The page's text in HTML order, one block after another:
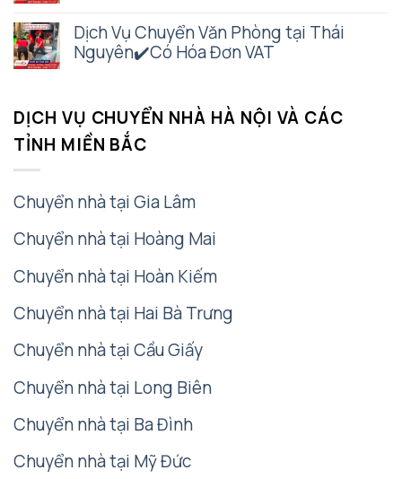
Dịch Vụ Chuyển Văn Phòng tại Thái
Nguyên✔️Có Hóa Đơn VAT
DỊCH VỤ CHUYỂN NHÀ HÀ NỘI VÀ CÁC
TỈNH MIỀN BẮC
Chuyển nhà tại Gia Lâm
Chuyển nhà tại Hoàng Mai
Chuyển nhà tại Hoàn Kiếm
Chuyển nhà tại Hai Bà Trưng
Chuyển nhà tại Cầu Giấy
Chuyển nhà tại Long Biên
Chuyển nhà tại Ba Đình
Chuyển nhà tại Mỹ Đức